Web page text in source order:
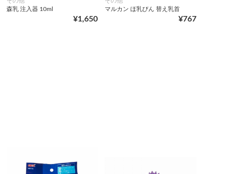
森乳 注入器 10ml
¥1,650
マルカン ほ乳びん 替え乳首
¥767